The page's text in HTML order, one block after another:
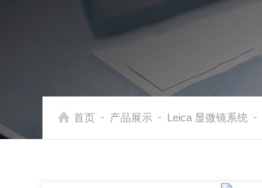
首页 - 产品展示 - Leica 显微镜系统 -